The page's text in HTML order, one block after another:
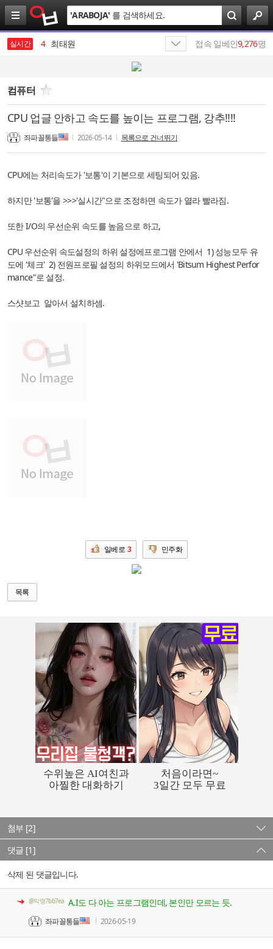
검
색
'ARABOJA' 를 검색하세요.
실시간
3 삼성전자
4 최태원
6 가나쓰
7
SKT
8
김종화
9 반도체
10 SK텔레콤
1 19
접속 일베인9,276명
컴퓨터
CPU 업글 안하고 속도를 높이는 프로그램, 강추!!!!
좌파꼴통들 2026-05-14 목록으로 건너뛰기
CPU에는 처리속도가 '보통'이 기본으로 세팅되어 있음.
하지만 '보통'을 >>>'실시간"으로 조정하면 속도가 열라 빨라짐.
또한 I/O의 우선순위 속도를 높음으로 하고,
CPU 우선순위 속도설정의 하위 설정에프로그램 안에서 1) 성능모두 유
도에 '체크' 2) 전원프로필 설정의 하위모드에서 'Bitsum Highest Perfor
mance"로 설정.
스샷보고 알아서 설치하셈.
일베로 3 민주화
목록
첨부 [2]
댓글 [1]
삭제 된 댓글입니다.
@익명7bb7ea A.I도 다 아는 프로그램인데, 본인만 모르는 듯.
좌파꼴통들 2026-05-19